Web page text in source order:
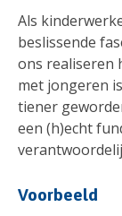
Als
beslissende
ons realiseren
met jongeren
tiener
een (h)echt
Voorbeeld